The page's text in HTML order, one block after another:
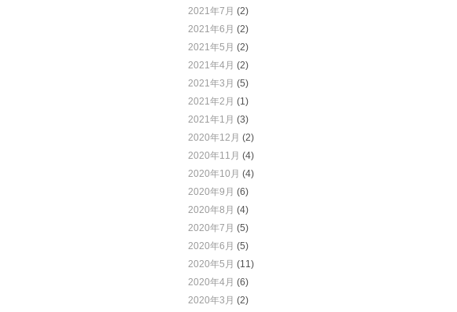
2021年7月 (2)
2021年6月 (2)
2021年5月 (2)
2021年4月 (2)
2021年3月 (5)
2021年2月 (1)
2021年1月 (3)
2020年12月 (2)
2020年11月 (4)
2020年10月 (4)
2020年9月 (6)
2020年8月 (4)
2020年7月 (5)
2020年6月 (5)
2020年5月 (11)
2020年4月 (6)
2020年3月 (2)